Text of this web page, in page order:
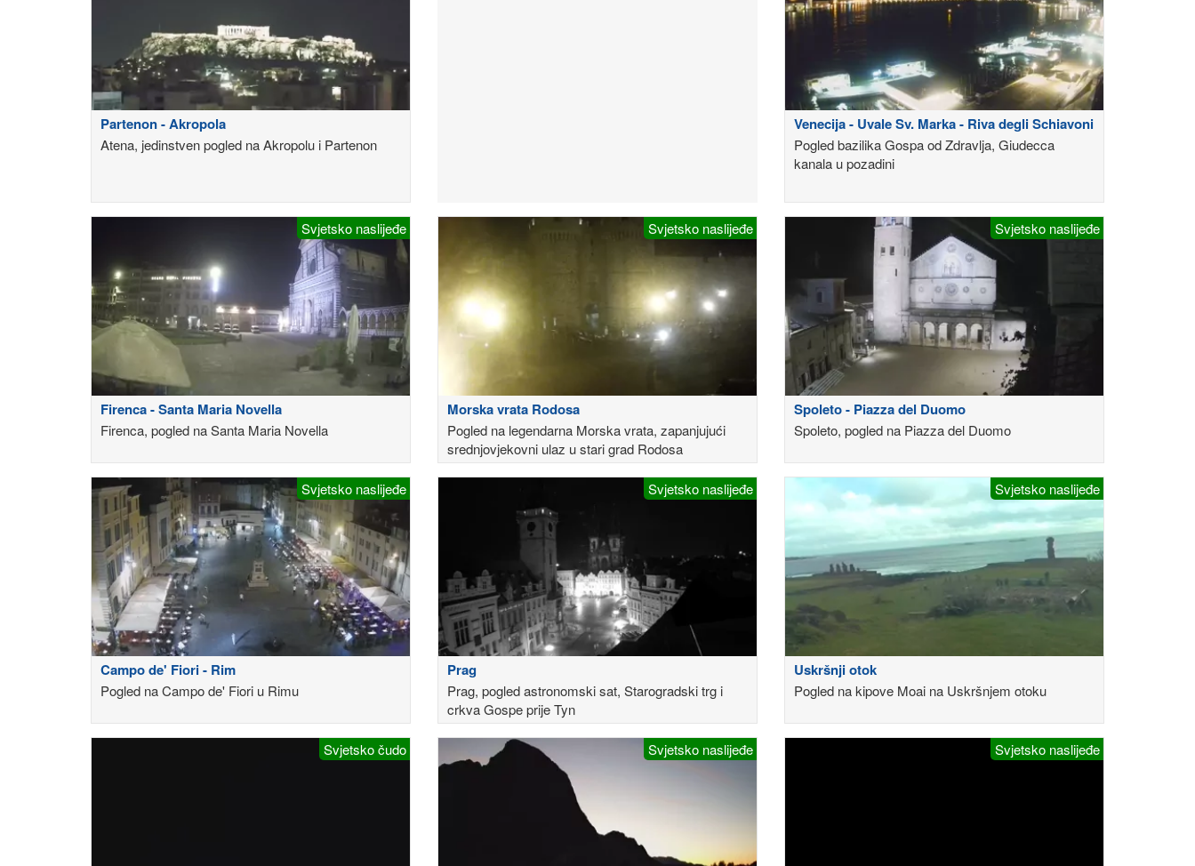
Partenon - Akropola
Atena, jedinstven pogled na Akropolu i Partenon
Venecija - Uvale Sv. Marka - Riva degli Schiavoni
Pogled bazilika Gospa od Zdravlja, Giudecca
kanala u pozadini
Svjetsko naslijeđe
Firenca - Santa Maria Novella
Firenca, pogled na Santa Maria Novella
Svjetsko naslijeđe
Morska vrata Rodosa
Pogled na legendarna Morska vrata, zapanjujući
srednjovjekovni ulaz u stari grad Rodosa
Svjetsko naslijeđe
Spoleto - Piazza del Duomo
Spoleto, pogled na Piazza del Duomo
Svjetsko naslijeđe
Campo de' Fiori - Rim
Pogled na Campo de' Fiori u Rimu
Svjetsko naslijeđe
Prag
Prag, pogled astronomski sat, Starogradski trg i
crkva Gospe prije Tyn
Svjetsko naslijeđe
Uskršnji otok
Pogled na kipove Moai na Uskršnjem otoku
Svjetsko čudo Svjetsko naslijeđe Svjetsko naslijeđe